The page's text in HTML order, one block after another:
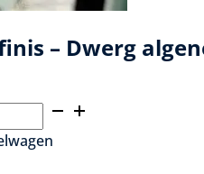
– Dwerg